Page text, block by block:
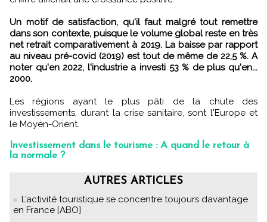
Un motif de satisfaction, qu'il faut malgré tout remettre
dans son contexte, puisque le volume global reste en très
net retrait comparativement à 2019. La baisse par rapport
au niveau pré-covid (2019) est tout de même de 22,5 %. A
noter qu'en 2022, l'industrie a investi 53 % de plus qu'en...
2000.
Les régions ayant le plus pâti de la chute des
investissements, durant la crise sanitaire, sont l'Europe et
le Moyen-Orient.
Investissement dans le tourisme : A quand le retour à
la normale ?
AUTRES ARTICLES
L’activité touristique se concentre toujours davantage
en France [ABO]